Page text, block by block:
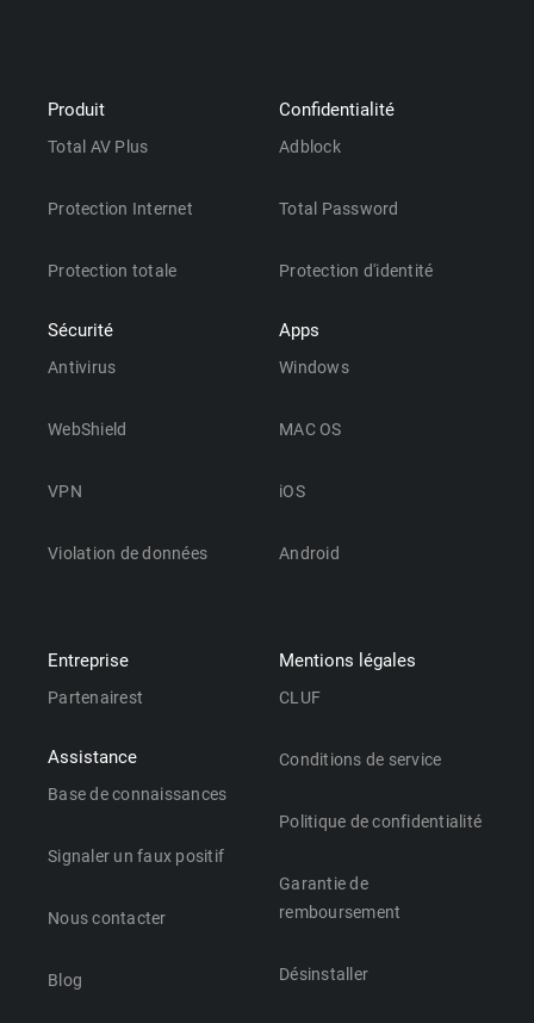
Produit
Total AV Plus
Protection Internet
Protection totale
Sécurité
Antivirus
WebShield
VPN
Violation de données
Confidentialité
Adblock
Total Password
Protection d'identité
Apps
Windows
MAC OS
iOS
Android
Entreprise
Partenairest
Assistance
Base de connaissances
Signaler un faux positif
Nous contacter
Blog
Mentions légales
CLUF
Conditions de service
Politique de confidentialité
Garantie de
remboursement
Désinstaller